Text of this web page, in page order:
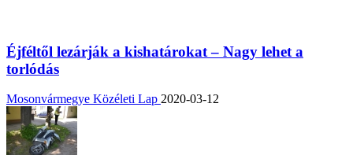
Éjféltől lezárják a kishatárokat – Nagy lehet a
torlódás
Mosonvármegye Közéleti Lap 2020-03-12